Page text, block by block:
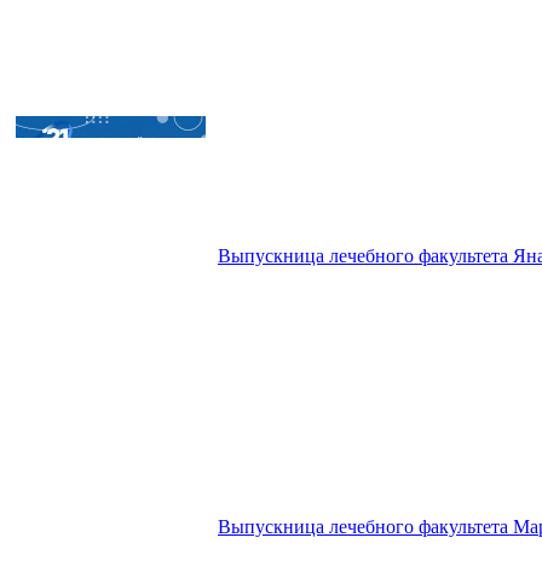
Выпускница лечебного факультета
Выпускница лечебного факультета